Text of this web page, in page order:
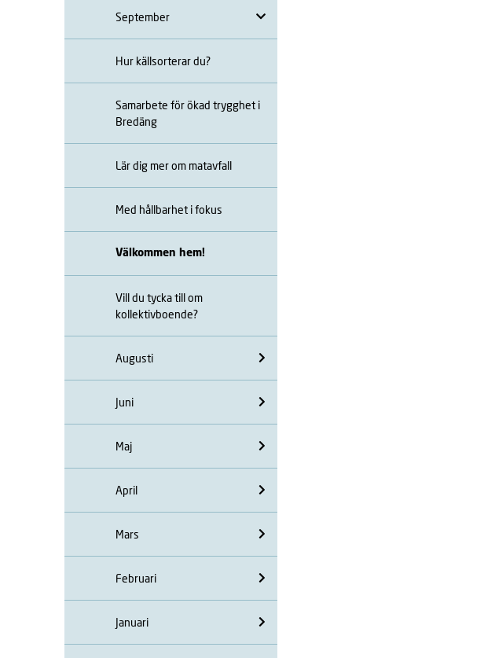
September
Hur källsorterar du?
Samarbete för ökad trygghet i
Bredäng
Lär dig mer om matavfall
Med hållbarhet i fokus
Välkommen hem!
Vill du tycka till om
kollektivboende?
Augusti
Juni
Maj
April
Mars
Februari
Januari